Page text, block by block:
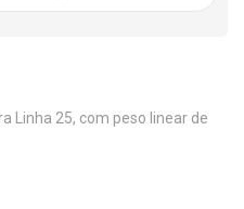
Linha 25, com peso linear de